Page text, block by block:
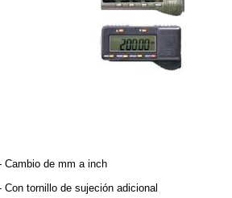
Cambio de mm a inch
Con tornillo de sujeción adicional